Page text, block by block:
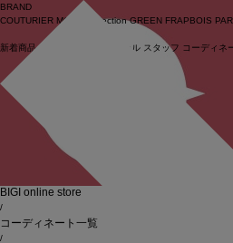
ログイン
BRAND
COUTURIER MOGA Collection GREEN FRAPBOIS
新着商品 (ライブ) セール スタッフ コーディネ
BIGI online store
/
コーディネート一覧
/